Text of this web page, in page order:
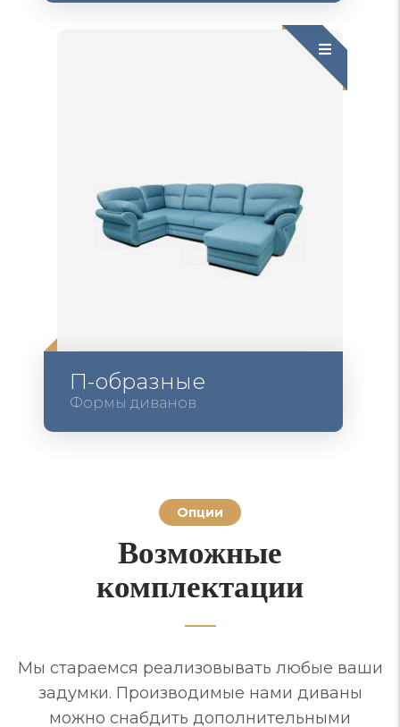
П-образные
Формы диванов
Опции
Возможные
комплектации
Мы стараемся реализовывать любые ваши
задумки. Производимые нами диваны
можно снабдить дополнительными